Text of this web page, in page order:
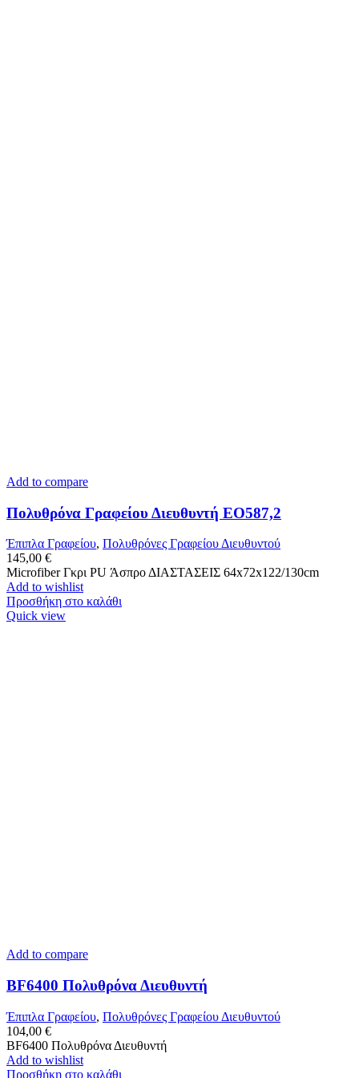
Add to compare
Πολυθρόνα Γραφείου Διευθυντή ΕΟ587,2
Έπιπλα Γραφείου, Πολυθρόνες Γραφείου Διευθυντού
145,00 €
Microfiber Γκρι PU Άσπρο ΔΙΑΣΤΑΣΕΙΣ 64x72x122/130cm
Add to wishlist
Προσθήκη στο καλάθι
Quick view
Add to compare
BF6400 Πολυθρόνα Διευθυντή
Έπιπλα Γραφείου, Πολυθρόνες Γραφείου Διευθυντού
104,00 €
BF6400 Πολυθρόνα Διευθυντή
Add to wishlist
Προσθήκη στο καλάθι